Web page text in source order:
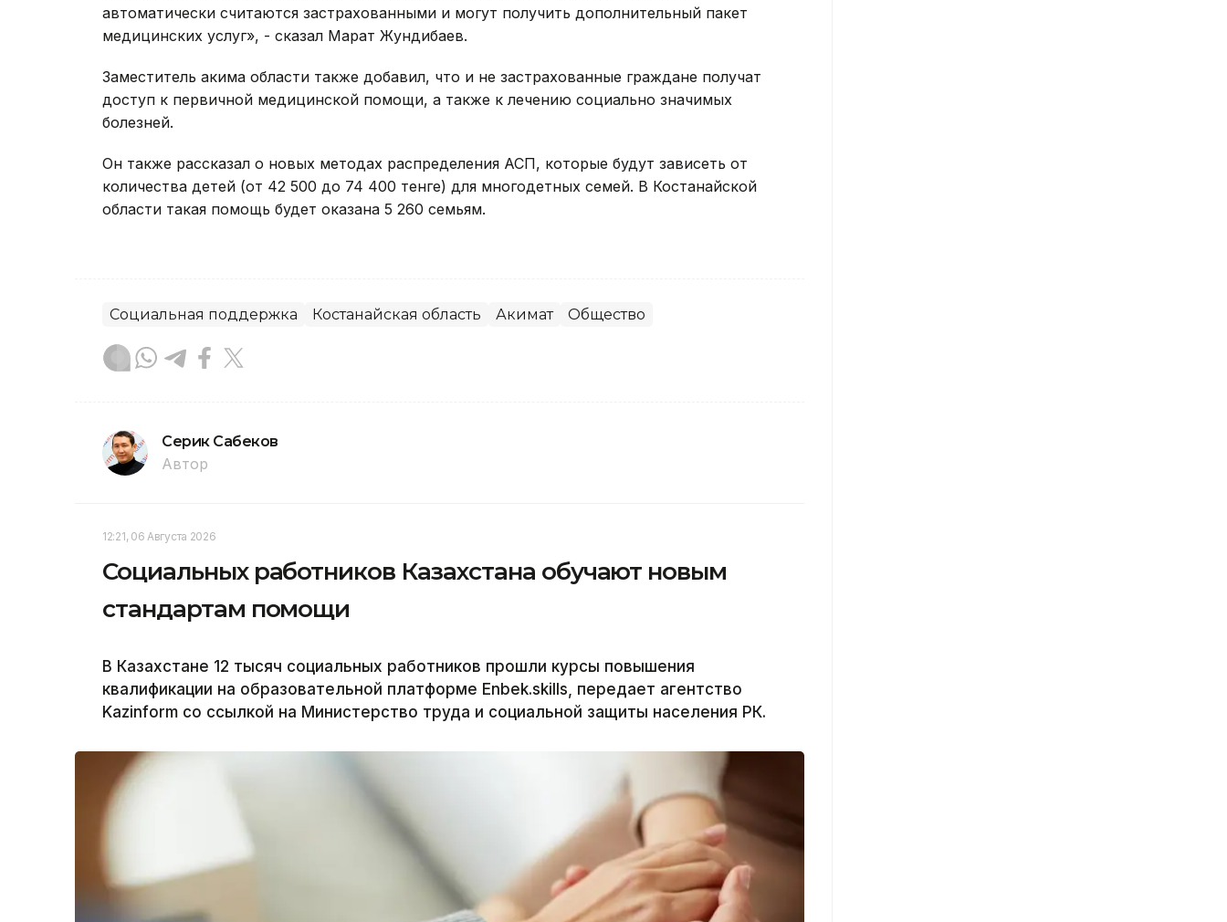
автоматически считаются застрахованными и могут получить дополнительный пакет
медицинских услуг», - сказал Марат Жундибаев.
Заместитель акима области также добавил, что и не застрахованные граждане получат
доступ к первичной медицинской помощи, а также к лечению социально значимых
болезней.
Он также рассказал о новых методах распределения АСП, которые будут зависеть от
количества детей (от 42 500 до 74 400 тенге) для многодетных семей. В Костанайской
области такая помощь будет оказана 5 260 семьям.
Социальная поддержка Костанайская область Акимат Общество
Серик Сабеков
Автор
12:21, 06 Августа 2026
Социальных работников Казахстана обучают новым
стандартам помощи
В Казахстане 12 тысяч социальных работников прошли курсы повышения
квалификации на образовательной платформе Enbek.skills, передает агентство
Kazinform со ссылкой на Министерство труда и социальной защиты населения РК.